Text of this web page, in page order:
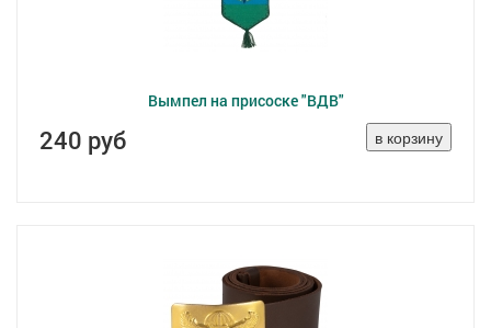
Вымпел на присоске "ВДВ"
240 руб